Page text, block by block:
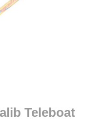
Teleboat